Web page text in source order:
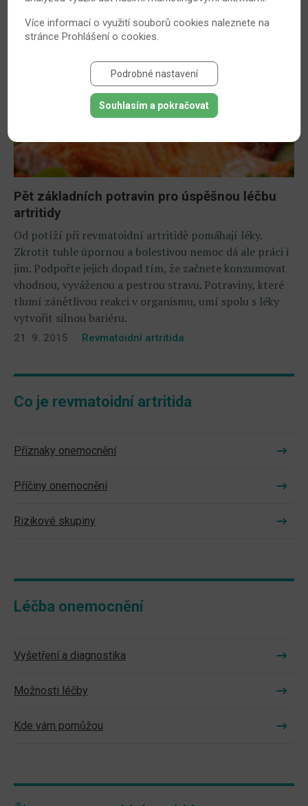
31. 3. 2017 Revmatoidní artritida
Pět základních potravin pro úspěšnou léčbu
artritidy
Od potíží při revmatoidní artritidě pomáhají léky.
Zkrotit tuhle úpornou a bolestivou nemoc dá ale práci i
jim. Podpořte jejich dopad tím, že začnete konzumovat
vhodnou, vyváženou a pestrou stravu. Potraviny, které
tlumí zánětlivou reakci v organismu, umí spolu s léky
vytvořit silnou bariéru.
21. 9. 2015 Revmatoidní artritida
Co je revmatoidní artritida
Příznaky onemocnění
Příčiny onemocnění
Rizikové skupiny
Léčba onemocnění
Vyšetření a diagnostika
Možnosti léčby
Kde vám pomůžou
Více informací o využití souborů cookies naleznete na
stránceProhlášení o cookies
Podrobné nastavení
Souhlasím a pokračovat